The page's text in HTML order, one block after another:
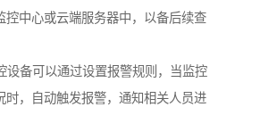
控中心或云端服务器中，以备后续查
设备可以通过设置报警规则，当监控
时，自动触发报警，通知相关人员进